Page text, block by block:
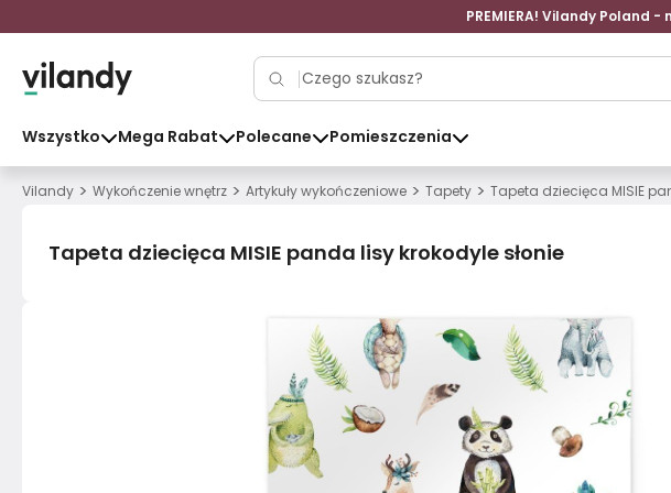
PREMIERA! Vilandy Poland
Wszystko Mega Rabat Polecane Pomieszczenia
Vilandy > Wykończenie wnętrz > Artykuły wykończeniowe > Tapety > Tapeta dziecięca MISIE
Tapeta dziecięca MISIE panda lisy krokodyle słonie